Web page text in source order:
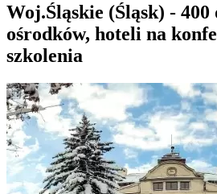
Woj.Śląskie (Śląsk) - 400
ośrodków, hoteli na
szkolenia